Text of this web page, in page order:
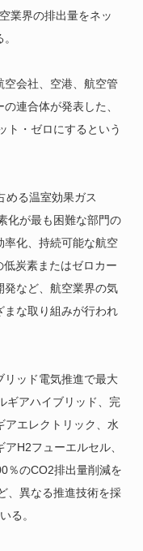
業界の排出量をネッ
空会社、空港、航空管
連合体が発表した、
ト・ゼロにするという
める温室効果ガス
化が最も困難な部門の
率化、持続可能な航空
炭素またはゼロカー
発など、航空業界の気
まな取り組みが行われ
リッド電気推進で最大
ギアハイブリッド、完
アエレクトリック、水
H2フューエルセル、
％のCO2排出量削減を
、異なる推進技術を採
る。